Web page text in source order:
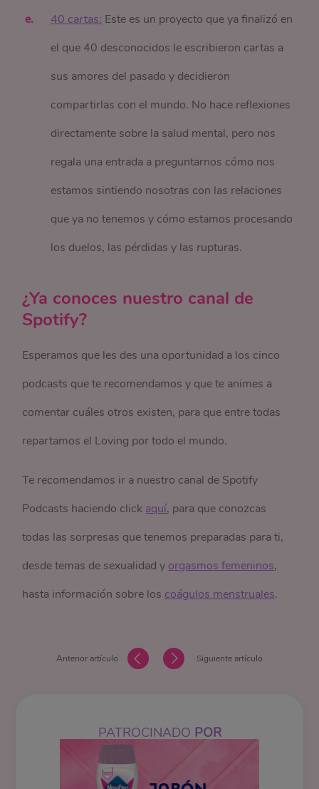
40 cartas: Este es un proyecto que ya finalizó en
el que 40 desconocidos le escribieron cartas a
sus amores del pasado y decidieron
compartirlas con el mundo. No hace reflexiones
directamente sobre la salud mental, pero nos
regala una entrada a preguntarnos cómo nos
estamos sintiendo nosotras con las relaciones
que ya no tenemos y cómo estamos procesando
los duelos, las pérdidas y las rupturas.
¿Ya conoces nuestro canal de
Spotify?
Esperamos que les des una oportunidad a los cinco
podcasts que te recomendamos y que te animes a
comentar cuáles otros existen, para que entre todas
repartamos el Loving por todo el mundo.
Te recomendamos ir a nuestro canal de Spotify
Podcasts haciendo click aquí, para que conozcas
todas las sorpresas que tenemos preparadas para ti,
desde temas de sexualidad y orgasmos femeninos,
hasta información sobre los coágulos menstruales.
Anterior artículo Siguiente artículo
PATROCINADO POR